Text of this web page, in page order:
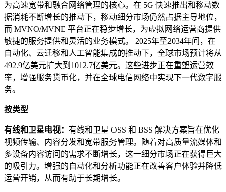
为高速宽带和融合网络管理的核心。在 5G 快速推出和移动数
据消耗不断增长的推动下，移动细分市场仍然占据主导地位，
而 MVNO/MVNE 平台正在稳步增长，为虚拟网络运营商提供
敏捷的服务提供和灵活的业务模式。 2025年至2034年间，在
自动化、云迁移和人工智能集成的推动下，全球市场预计将从
492.9亿美元扩大到1012.7亿美元。这些进步正在重塑运营效
率，增强服务货币化，并在全球电信网络中实现下一代数字服
务。
按类型
有线和卫星电视： 有线和卫星 OSS 和 BSS 解决方案旨在优化
视频传输、内容分发和宽带服务管理。随着对高质量流媒体和
多设备内容访问的需求不断增长，这一细分市场正在获得巨大
的吸引力。增强的自动化和分析功能正在改善客户体验并降低
运营开销，从而有助于长期增长。